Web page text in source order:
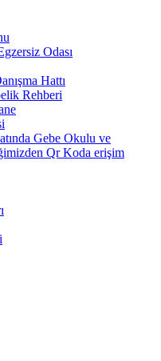
Odası
Hattı
Rehberi
Gebe Okulu ve
Qr Koda erişim